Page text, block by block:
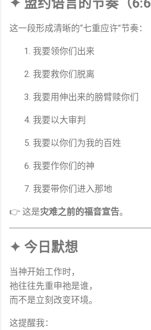
✦ 盟约语言的节奏（
这一段形成清晰的“七重应许”节奏：
我要领你们出来
我要救你们脱离
我要用伸出来的膀臂赎你们
我要以大审判
我要以你们为我的百姓
我要作你们的神
我要带你们进入那地
👉 这是灾难之前的福音宣告。
✦ 今日默想
当神开始工作时，
祂往往先重申祂是谁，
而不是立刻改变环境。
这提醒我：